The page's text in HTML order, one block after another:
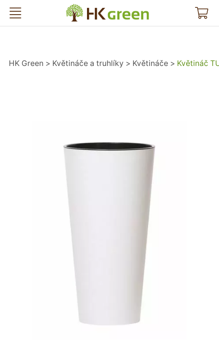
HK Green
HK Green Květináče a truhlíky Květináče Květináč